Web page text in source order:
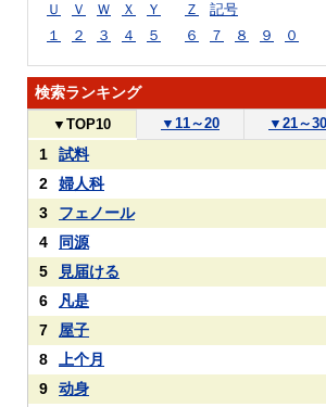
Ｕ
Ｖ Ｗ Ｘ Ｙ Ｚ
記号
１
２ ３ ４ ５ ６ ７ ８ ９ ０
検索ランキング
▼ TOP10 ▼ 11～20 ▼ 21～30
1
試料
2
婦人科
3
フェノール
4
同源
5
見届ける
6
凡是
7
屋子
8
上个月
9
动身